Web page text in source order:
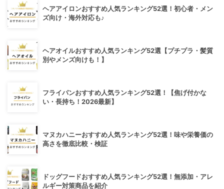
ヘアアイロンおすすめ人気ランキング52選！初心者・メン
ズ向け・海外対応も♪
ヘアオイルおすすめ人気ランキング52選【プチプラ・髪質
別やメンズ向けも！】
フライパンおすすめ人気ランキング52選！【焦げ付かな
い・長持ち！2026最新】
マヌカハニーおすすめ人気ランキング52選！味や栄養価の
高さを徹底比較・検証
ドッグフードおすすめ人気ランキング52選！無添加・アレ
ルギー対策商品を紹介